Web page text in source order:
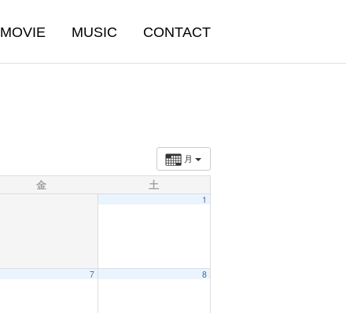
MOVIE MUSIC CONTACT
月
金 土
1
7 8